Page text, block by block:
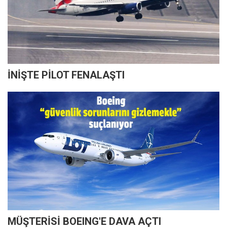
İNİŞTE PİLOT FENALAŞTI
MÜŞTERİSİ BOEING'E DAVA AÇTI